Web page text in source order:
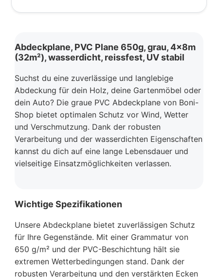
Abdeckplane, PVC Plane 650g, grau, 4x8m
(32m²), wasserdicht, reissfest, UV stabil
Suchst du eine zuverlässige und langlebige
Abdeckung für dein Holz, deine Gartenmöbel oder
dein Auto? Die graue PVC Abdeckplane von Boni-
Shop bietet optimalen Schutz vor Wind, Wetter
und Verschmutzung. Dank der robusten
Verarbeitung und der wasserdichten Eigenschaften
kannst du dich auf eine lange Lebensdauer und
vielseitige Einsatzmöglichkeiten verlassen.
Wichtige Spezifikationen
Unsere Abdeckplane bietet zuverlässigen Schutz
für Ihre Gegenstände. Mit einer Grammatur von
650 g/m² und der PVC-Beschichtung hält sie
extremen Wetterbedingungen stand. Dank der
robusten Verarbeitung und den verstärkten Ecken